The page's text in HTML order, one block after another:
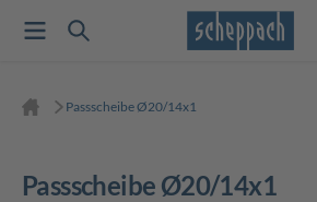
Passscheibe Ø20/14x1
Passscheibe Ø20/14x1